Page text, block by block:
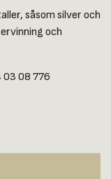
såsom silver och
och
03 08 776